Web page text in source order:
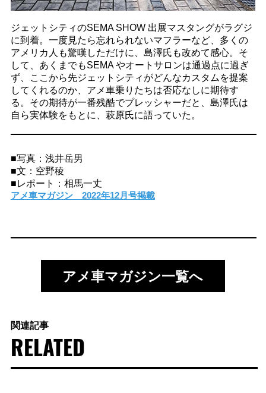
ジェットシティのSEMA SHOW 出展マスタングがラグジ
に到着。一度見たら忘れられないマフラーなど、多くの
アメリカ人も驚嘆しただけに、島澤氏も改めて感心。そ
して、あくまでもSEMA やオートサロンは通過点に過ぎ
ず、ここから先ジェットシティがどんなカスタムを提案
してくれるのか、アメ車乗りたちは否応なしに期待す
る。その期待が一番残酷でプレッシャーだと、島澤氏は
自ら実体験をもとに、萩原氏に語っていた。
■写真：浅井岳男
■文：空野稜
■レポート：相馬一丈
アメ車マガジン 2022年12月号掲載
アメ車マガジン一覧へ
関連記事
RELATED